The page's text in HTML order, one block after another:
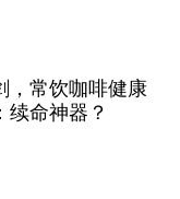
，常饮咖啡健康
续命神器？